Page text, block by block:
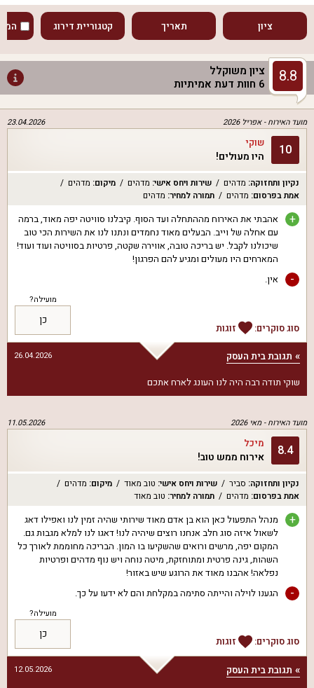
ציון תאריך קטגוריית דירוג
8.8
ציון משוקלל
6 חוות דעת אמיתיות
מועד האירוח -אפריל 2026 23.04.2026
10 שוקי
היו מעולים!
נקיון ותחזוקה: מדהים שירות ויחס אישי: מדהים מיקום: מדהים
אמת בפרסום: מדהים תמורה למחיר: מדהים
+
אהבתי את האירוח מההתחלה ועד הסוף. קיבלנו סוויטה יפה מאוד, ברמה
עם אחלה של וייב. הבעלים מאוד נחמדים ונתנו לנו את השירות הכי טוב
שיכולנו לקבל. יש בריכה טובה, אווירה שקטה, פרטיות בסוויטה ועוד ועוד!
המארחים היו מעולים ומגיע להם הפרגון!
- אין.
סוג סוקרים: זוגות
מועילה?
כן
תגובת בית העסק 26.04.2026
שוקי תודה רבה היה לנו העונג לארח אתכם
מועד האירוח -מאי 2026 11.05.2026
8.4 מיכל
אירוח ממש טוב!
נקיון ותחזוקה: סביר שירות ויחס אישי: טוב מאוד מיקום: מדהים
אמת בפרסום: מדהים תמורה למחיר: טוב מאוד
+
מנהל התפעול כאן הוא בן אדם מאוד שירותי שהיה זמין לנו ואפילו דאג
לשאול איזה סוג חלב אנחנו רוצים שיהיה לנו! דאגו לנו למלא מגבות גם.
המקום יפה, מרשים ורואים שהשקיעו בו המון. הבריכה מחוממת לאורך כל
השהות, גינה פרטית ומתוחזקת, מיטה נוחה ויש נוף מדהים ופרטיות
נפלאה! אהבנו מאוד את הרוגע שיש באזור!
- הגענו לוילה והייתה סתימה במקלחת והם לא ידעו על כך.
סוג סוקרים: זוגות
מועילה?
כן
תגובת בית העסק 12.05.2026